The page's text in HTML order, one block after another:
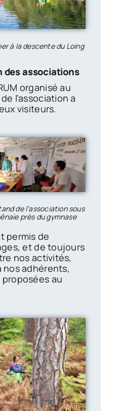
à la descente du Loing
des associations
organisé au
l’association a
visiteurs.
de l’association sous
près du gymnase
permis de
et de toujours
nos activités,
nos adhérents,
au